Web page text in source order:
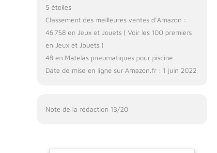
5 étoiles
Classement des meilleures ventes d’Amazon :
46 758 en Jeux et Jouets ( Voir les 100 premiers
en Jeux et Jouets )
48 en Matelas pneumatiques pour piscine
Date de mise en ligne sur Amazon.fr : 1 juin 2022
Note de la rédaction 13/20